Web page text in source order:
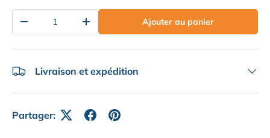
Diminuer la quantitéAugmenter la quantitéAjouter au panier
Livraison et expédition
Partager: